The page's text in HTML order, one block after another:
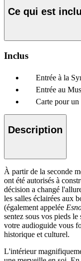
Ce qui est
Inclus
Entrée à la
Entrée au
Carte pour
Description
À partir de la seconde
ont été autorisés à
décision a changé
les salles éclairées aux
(également appelée
sentez sous vos pieds
votre audioguide vous
historique et culturel.
L'intérieur